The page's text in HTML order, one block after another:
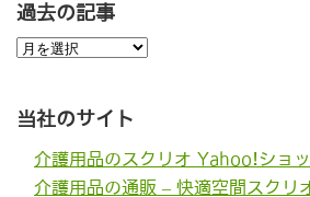
過去の記事
過
去
事
当社のサイト
介護用品のスクリオ Yahoo!ショ
介護用品の通販 – 快適空間スクリ